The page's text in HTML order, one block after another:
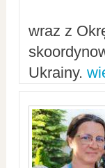
wraz z
Ukrainy.